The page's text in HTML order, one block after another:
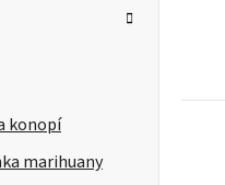
konopí
marihuany
p